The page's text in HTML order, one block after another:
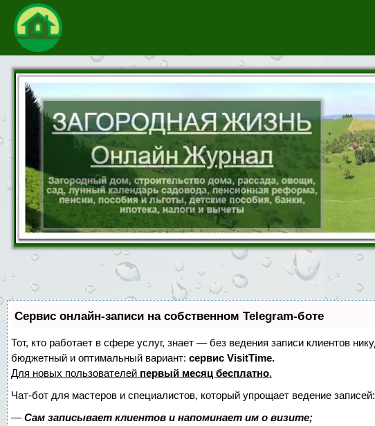
Сервис онлайн-записи на собственном Telegram-боте
Тот, кто работает в сфере услуг, знает — без ведения записи клиентов
бюджетный и оптимальный вариант: сервис VisitTime.
Для новых пользователей первый месяц бесплатно.
Чат-бот для мастеров и специалистов, который упрощает ведение записей:
— Сам записывает клиентов и напоминает им о визите;